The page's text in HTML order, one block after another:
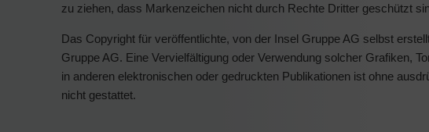
zu ziehen, dass Markenzeichen nicht durch Rechte Dritter geschützt
Das Copyright für veröffentlichte, von der Insel Gruppe AG selbst
Gruppe AG. Eine Vervielfältigung oder Verwendung solcher Grafiken,
in anderen elektronischen oder gedruckten Publikationen ist ohne
nicht gestattet.